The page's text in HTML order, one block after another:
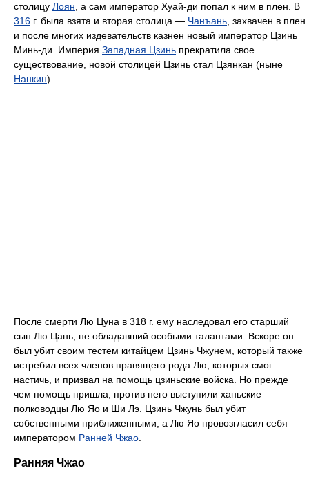
столицу Лоян, а сам император Хуай-ди попал к ним в плен. В
316 г. была взята и вторая столица — Чанъань, захвачен в плен
и после многих издевательств казнен новый император Цзинь
Минь-ди. Империя Западная Цзинь прекратила свое
существование, новой столицей Цзинь стал Цзянкан (ныне
Нанкин).
После смерти Лю Цуна в 318 г. ему наследовал его старший
сын Лю Цань, не обладавший особыми талантами. Вскоре он
был убит своим тестем китайцем Цзинь Чжунем, который также
истребил всех членов правящего рода Лю, которых смог
настичь, и призвал на помощь цзиньские войска. Но прежде
чем помощь пришла, против него выступили ханьские
полководцы Лю Яо и Ши Лэ. Цзинь Чжунь был убит
собственными приближенными, а Лю Яо провозгласил себя
императором Ранней Чжао.
Ранняя Чжао